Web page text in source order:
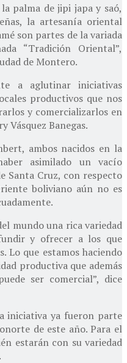
palma de jipi japa y saó,
la artesanía oriental
son partes de la variada
“Tradición Oriental”,
de Montero.
a aglutinar iniciativas
productivos que nos
y comercializarlos en
Vásquez Banegas.
ambos nacidos en la
asimilado un vacío
Santa Cruz, con respecto
boliviano aún no es
mundo una rica variedad
y ofrecer a los que
Lo que estamos haciendo
productiva que además
ser comercial”, dice
iniciativa ya fueron parte
de este año. Para el
estarán con su variedad